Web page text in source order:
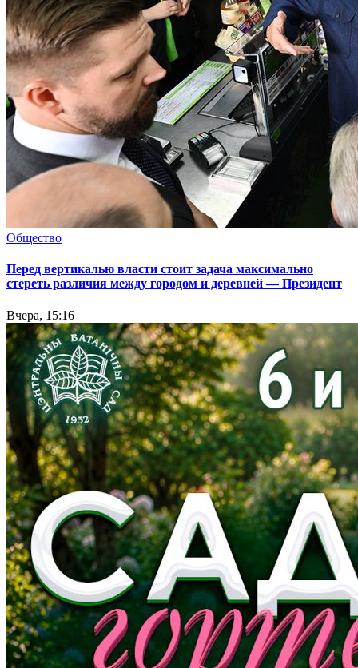
Общество
Перед вертикалью власти стоит задача максимально
стереть различия между городом и деревней — Президент
Вчера, 15:16